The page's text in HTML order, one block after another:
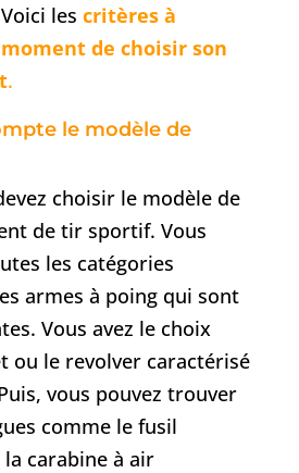
les critères à
de choisir son
.
le modèle de
choisir le modèle de
de tir sportif. Vous
les catégories
armes à poing qui sont
Vous avez le choix
ou le revolver caractérisé
vous pouvez trouver
comme le fusil
carabine à air